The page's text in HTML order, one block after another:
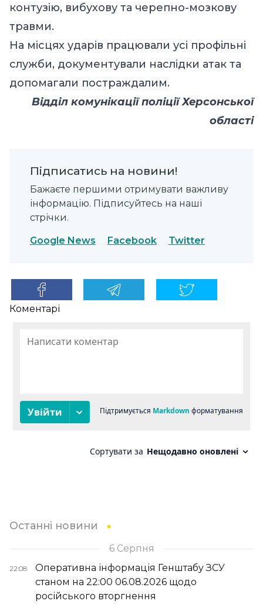
контузію, вибухову та черепно-мозкову
травми.
На місцях ударів працювали усі профільні
служби, документували наслідки атак та
допомагали постраждалим.
Відділ комунікації поліції Херсонської
області
Підписатись на новини!
Бажаєте першими отримувати важливу
інформацію. Підписуйтесь на наші
стрічки.
Google News Facebook Twitter
Коментарі
Останні новини
6 Серпня
22:08
Оперативна інформація Генштабу ЗСУ
станом на 22:00 06.08.2026 щодо
російського вторгнення